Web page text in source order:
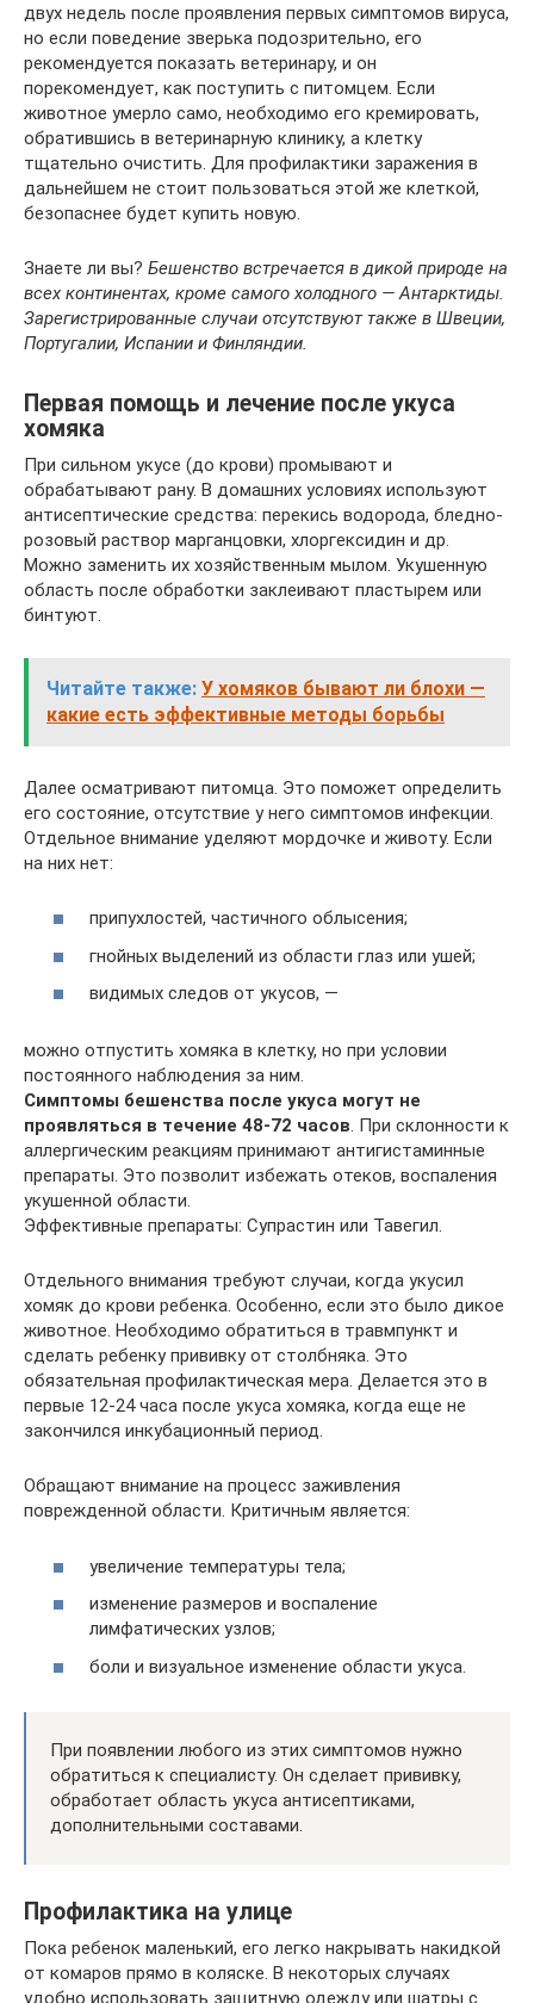
двух недель после проявления первых симптомов вируса,
но если поведение зверька подозрительно, его
рекомендуется показать ветеринару, и он
порекомендует, как поступить с питомцем. Если
животное умерло само, необходимо его кремировать,
обратившись в ветеринарную клинику, а клетку
тщательно очистить. Для профилактики заражения в
дальнейшем не стоит пользоваться этой же клеткой,
безопаснее будет купить новую.
Знаете ли вы? Бешенство встречается в дикой природе на
всех континентах, кроме самого холодного — Антарктиды.
Зарегистрированные случаи отсутствуют также в Швеции,
Португалии, Испании и Финляндии.
Первая помощь и лечение после укуса
хомяка
При сильном укусе (до крови) промывают и
обрабатывают рану. В домашних условиях используют
антисептические средства: перекись водорода, бледно-
розовый раствор марганцовки, хлоргексидин и др.
Можно заменить их хозяйственным мылом. Укушенную
область после обработки заклеивают пластырем или
бинтуют.
Читайте также: У хомяков бывают ли блохи —
какие есть эффективные методы борьбы
Далее осматривают питомца. Это поможет определить
его состояние, отсутствие у него симптомов инфекции.
Отдельное внимание уделяют мордочке и животу. Если
на них нет:
припухлостей, частичного облысения;
гнойных выделений из области глаз или ушей;
видимых следов от укусов, —
можно отпустить хомяка в клетку, но при условии
постоянного наблюдения за ним.
Симптомы бешенства после укуса могут не
проявляться в течение 48-72 часов. При склонности к
аллергическим реакциям принимают антигистаминные
препараты. Это позволит избежать отеков, воспаления
укушенной области.
Эффективные препараты: Супрастин или Тавегил.
Отдельного внимания требуют случаи, когда укусил
хомяк до крови ребенка. Особенно, если это было дикое
животное. Необходимо обратиться в травмпункт и
сделать ребенку прививку от столбняка. Это
обязательная профилактическая мера. Делается это в
первые 12-24 часа после укуса хомяка, когда еще не
закончился инкубационный период.
Обращают внимание на процесс заживления
поврежденной области. Критичным является:
увеличение температуры тела;
изменение размеров и воспаление
лимфатических узлов;
боли и визуальное изменение области укуса.
При появлении любого из этих симптомов нужно
обратиться к специалисту. Он сделает прививку,
обработает область укуса антисептиками,
дополнительными составами.
Профилактика на улице
Пока ребенок маленький, его легко накрывать накидкой
от комаров прямо в коляске. В некоторых случаях
удобно использовать защитную одежду или шатры с